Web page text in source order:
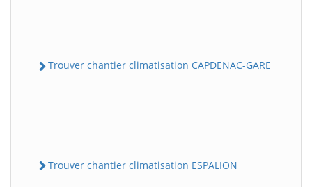
Trouver chantier climatisation CAPDENAC-GARE
Trouver chantier climatisation ESPALION